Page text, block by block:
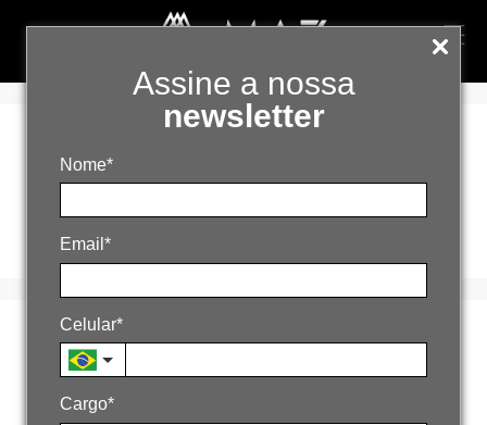
Assine a nossa
newsletter
Nome*
Email*
Celular*
Cargo*
qualificação de
leads
Geração de Leads
B2B